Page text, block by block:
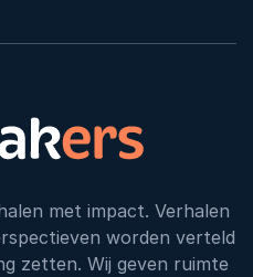
met impact. Verhalen
worden verteld
zetten. Wij geven ruimte